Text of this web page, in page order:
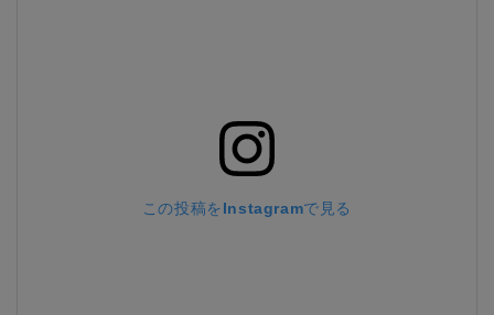
この投稿をInstagramで見る